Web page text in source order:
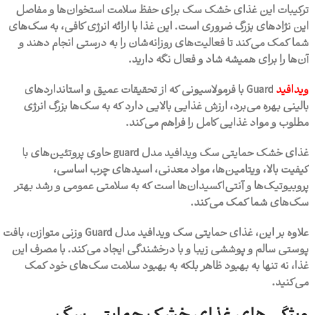
ترکیبات این غذای خشک سگ برای حفظ سلامت استخوان‌ها و مفاصل
این نژادهای بزرگ ضروری است. این غذا با ارائه انرژی کافی، به سگ‌های
شما کمک می‌کند تا فعالیت‌های روزانه‌شان را به درستی انجام دهند و
آن‌ها را برای همیشه شاد و فعال نگه دارید.
ویدافید
Guard با فرمولاسیونی که از تحقیقات عمیق و استانداردهای
بالینی بهره می‌برد، ارزش غذایی بالایی دارد که به سگ‌ها بزرگ انرژی
مطلوب و مواد غذایی کامل را فراهم می‌کند.
غذای خشک حمایتی سگ ویدافید مدل guard حاوی پروتئین‌های با
کیفیت بالا، ویتامین‌ها، مواد معدنی، اسیدهای چرب اساسی،
پروبیوتیک‌ها و آنتی‌اکسیدان‌ها است که به سلامتی عمومی و رشد بهتر
سگ‌های شما کمک می‌کند.
علاوه بر این، غذای حمایتی سگ ویدافید مدل Guard وزنی متوازن، بافت
پوستی سالم و پوششی زیبا و با درخشندگی ایجاد می‌کند. با مصرف این
غذا، نه تنها به بهبود ظاهر بلکه به بهبود سلامت سگ‌های خود کمک
می‌کنید.